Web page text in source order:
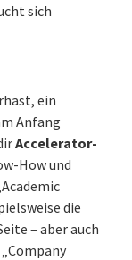
sich
ein
Anfang
Accelerator-
How und
die
– aber auch